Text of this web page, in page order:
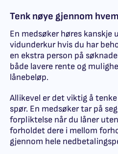
Tenk nøye gjennom
En medsøker høres kanskje
vidunderkur hvis du har
en ekstra person på
både lavere rente og
lånebeløp.
Allikevel er det viktig å
spør. En medsøker tar på
forpliktelse når du låner
forholdet dere i mellom
gjennom hele